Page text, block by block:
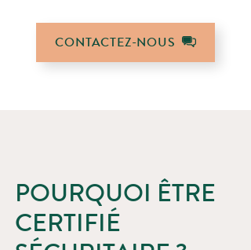
CONTACTEZ-NOUS
POURQUOI ÊTRE
CERTIFIÉ